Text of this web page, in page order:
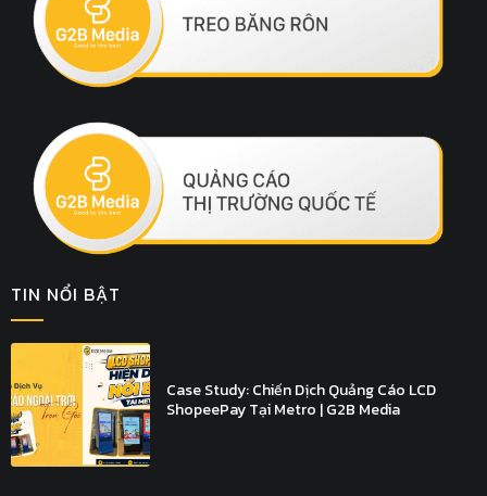
TIN NỔI BẬT
Case Study: Chiến Dịch Quảng Cáo LCD
ShopeePay Tại Metro | G2B Media